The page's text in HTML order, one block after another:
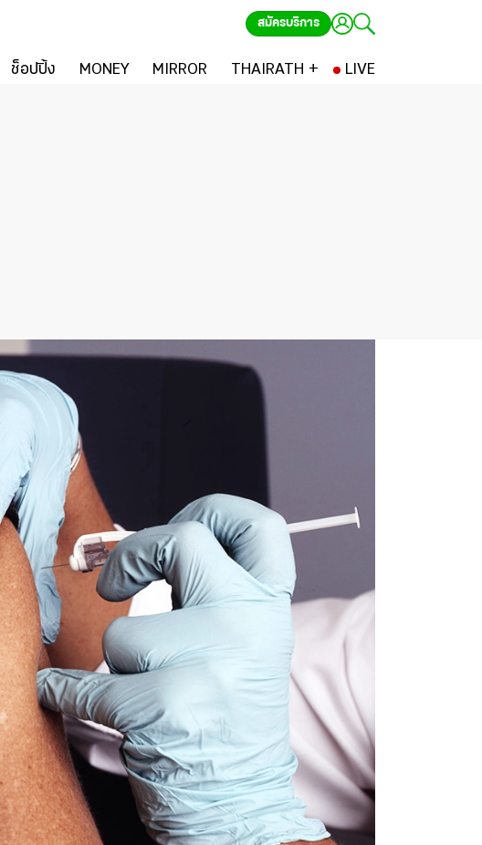
สมัครบริการ
ช็อปปิ้ง MONEY MIRROR THAIRATH + LIVE